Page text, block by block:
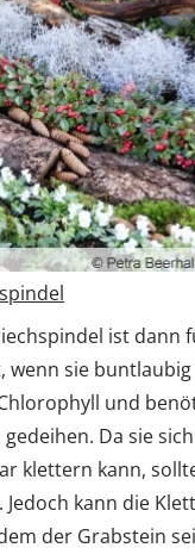
ist dann
wenn sie
und
Da sie
klettern kann,
kann die
der Grabstein